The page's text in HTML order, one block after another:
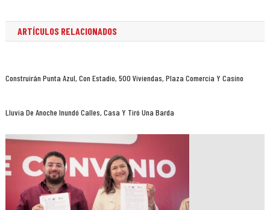
ARTÍCULOS RELACIONADOS
Construirán Punta Azul, Con Estadio, 500 Viviendas, Plaza Comercia Y Casino
Lluvia De Anoche Inundó Calles, Casa Y Tiró Una Barda